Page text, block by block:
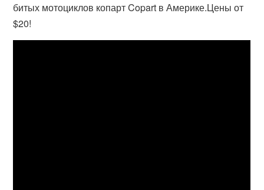
битых мотоциклов копарт Copart в Америке.Цены от
$20!